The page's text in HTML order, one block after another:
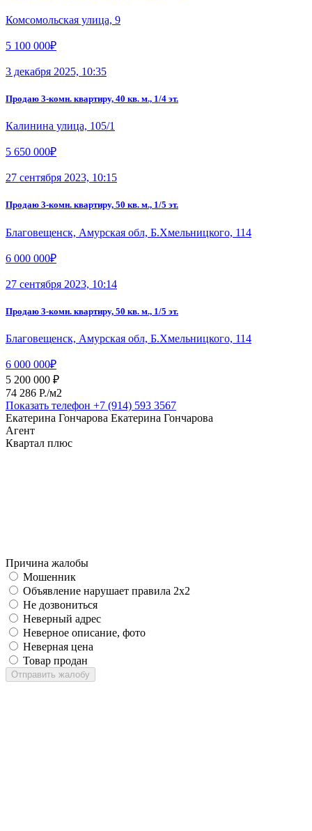
Комсомольская улица, 9
5 100 000₽
3 декабря 2025, 10:35
Продаю 3-комн. квартиру, 40 кв. м., 1/4 эт.
Калинина улица, 105/1
5 650 000₽
27 сентября 2023, 10:15
Продаю 3-комн. квартиру, 50 кв. м., 1/5 эт.
Благовещенск, Амурская обл, Б.Хмельницкого, 114
6 000 000₽
27 сентября 2023, 10:14
Продаю 3-комн. квартиру, 50 кв. м., 1/5 эт.
Благовещенск, Амурская обл, Б.Хмельницкого, 114
6 000 000₽
5 200 000 ₽
74 286 P./м2
Показать телефон +7 (914) 593 3567
Екатерина Гончарова Екатерина Гончарова
Агент
Квартал плюс
Причина жалобы
Мошенник
Объявление нарушает правила 2x2
Не дозвониться
Неверный адрес
Неверное описание, фото
Неверная цена
Товар продан
Отправить жалобу